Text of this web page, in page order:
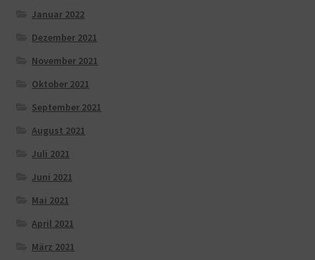
Januar 2022
Dezember 2021
November 2021
Oktober 2021
September 2021
August 2021
Juli 2021
Juni 2021
Mai 2021
April 2021
März 2021